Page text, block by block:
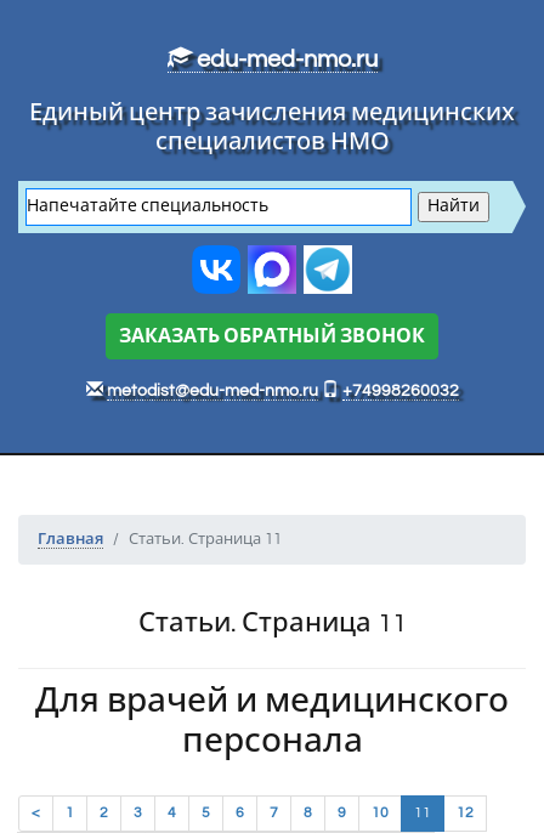
edu-med-nmo.ru
Единый центр зачисления медицинских
специалистов НМО
ЗАКАЗАТЬ ОБРАТНЫЙ ЗВОНОК
metodist@edu-med-nmo.ru +74998260032
Главная Статьи. Страница 11
Статьи. Страница 11
Для врачей и медицинского
персонала
< 1 2 3 4 5 6 7 8 9 10 11 (current)
12